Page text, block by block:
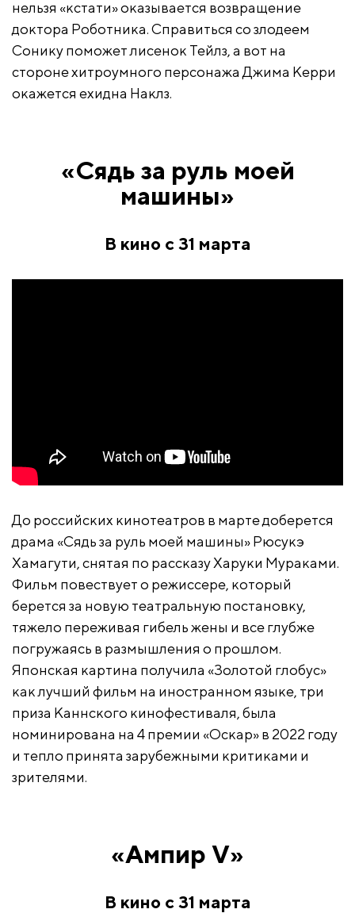
нельзя «кстати» оказывается возвращение
доктора Роботника. Справиться со злодеем
Сонику поможет лисенок Тейлз, а вот на
стороне хитроумного персонажа Джима Керри
окажется ехидна Наклз.
«Сядь за руль моей
машины»
В кино с 31 марта
До российских кинотеатров в марте доберется
драма «Сядь за руль моей машины» Рюсукэ
Хамагути, снятая по рассказу Харуки Мураками.
Фильм повествует о режиссере, который
берется за новую театральную постановку,
тяжело переживая гибель жены и все глубже
погружаясь в размышления о прошлом.
Японская картина получила «Золотой глобус»
как лучший фильм на иностранном языке, три
приза Каннского кинофестиваля, была
номинирована на 4 премии «Оскар» в 2022 году
и тепло принята зарубежными критиками и
зрителями.
«Ампир V»
В кино с 31 марта